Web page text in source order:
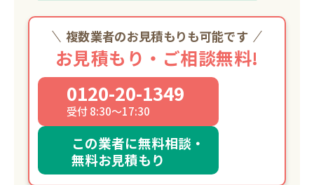
複数業者のお見積もりも可能です
お見積もり・ご相談無料!
0120-20-1349
受付 8:30～17:30
この業者に無料相談・
無料お見積もり